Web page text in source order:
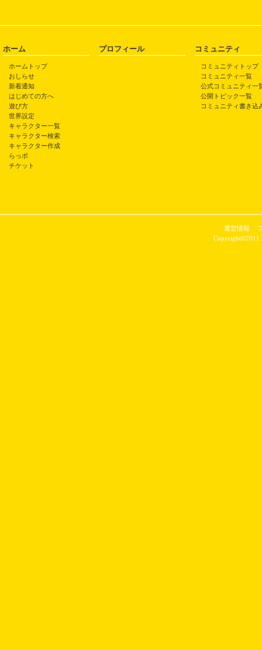
ホーム
ホームトップ
おしらせ
新着通知
はじめての方へ
遊び方
世界設定
キャラクター一覧
キャラクター検索
キャラクター作成
らっポ
チケット
プロフィール コミュニティ
コミュニティトップ
コミュニティ一覧
公式コミュニティ一
公開トピック一覧
コミュニティ書き込
運営情報
Copyright©2011